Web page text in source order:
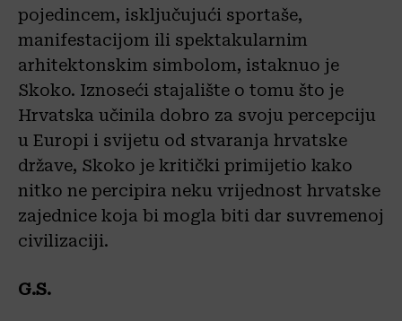
pojedincem, isključujući sportaše,
manifestacijom ili spektakularnim
arhitektonskim simbolom, istaknuo je
Skoko. Iznoseći stajalište o tomu što je
Hrvatska učinila dobro za svoju percepciju
u Europi i svijetu od stvaranja hrvatske
države, Skoko je kritički primijetio kako
nitko ne percipira neku vrijednost hrvatske
zajednice koja bi mogla biti dar suvremenoj
civilizaciji.
G.S.